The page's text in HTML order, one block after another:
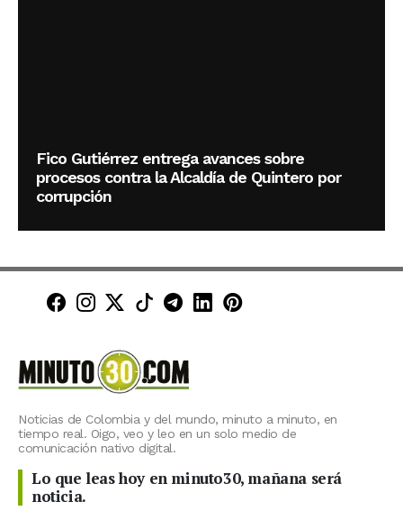
Fico Gutiérrez entrega avances sobre
procesos contra la Alcaldía de Quintero por
corrupción
Minuto30 en Facebook
Minuto30 en Instagram
Minuto30 en X (Twitter)
Minuto30 en TikTok
Canal de Minuto30 en
Minuto30 en LinkedIn
Minuto30 en
Noticias de Colombia y del mundo, minuto a minuto, en
tiempo real. Oigo, veo y leo en un solo medio de
comunicación nativo digital.
Lo que leas hoy en minuto30, mañana será
noticia.